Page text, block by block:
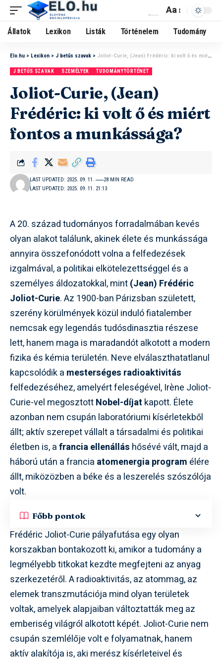
Aa
Állatok Lexikon Listák Történelem Tudomány
Elo.hu > Lexikon > J betűs szavak > Joliot-Curie, (Jean) Frédéric: ki volt ő és miért fontos a munkássága?
J BETŰS SZAVAK SZEMÉLYEK TUDOMÁNYTÖRTÉNET
Joliot-Curie, (Jean)
Frédéric: ki volt ő és miért
fontos a munkássága?
LAST UPDATED: 2025. 09. 11. 21:13
LAST UPDATED: 2025. 09. 11. 28 MIN READ
A 20. század tudományos forradalmában kevés
olyan alakot találunk, akinek élete és munkássága
annyira összefonódott volna a felfedezések
izgalmával, a politikai elkötelezettséggel és a
személyes áldozatokkal, mint(Jean) Frédéric
Joliot-Curie. Az 1900-ban Párizsban született,
szerény körülmények közül induló fiatalember
nemcsak egy legendás tudósdinasztia részese
lett, hanem maga is maradandót alkotott a modern
fizika és kémia területén. Neve elválaszthatatlanul
kapcsolódik a mesterséges radioaktivitás
felfedezéséhez, amelyért feleségével, Irène Joliot-
Curie-vel megosztottNobel-díjat kapott. Élete
azonban nem csupán laboratóriumi kísérletekből
állt; aktív szerepet vállalt a társadalmi és politikai
életben is, afrancia ellenállás hősévé vált, majd a
háború után a francia atomenergia program élére
állt, miközözben a béke és a leszerelés szószólója
volt.
Főbb pontok
Frédéric Joliot-Curie pályafutása egy olyan
korszakban bontakozott ki, amikor a tudomány a
legmélyebb titkokat kezdte megfejteni az anyag
szerkezetéről. A radioaktivitás, az atommag, az
elemek transzmutációja mind olyan területek
voltak, amelyek alapjaiban változtatták meg az
emberiség világról alkotott képét. Joliot-Curie nem
csupán szemlélője volt e folyamatnak, hanem
aktív alakítója is, aki merész kísérleteivel és